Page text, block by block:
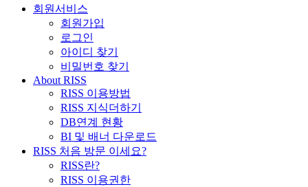
회원서비스
회원가입
로그인
아이디 찾기
비밀번호 찾기
About RISS
RISS 이용방법
RISS 지식더하기
DB연계 현황
BI 및 배너 다운로드
RISS 처음 방문 이세요?
RISS란?
RISS 이용권한